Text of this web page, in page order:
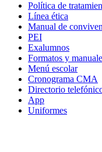
Política de
Línea ética
Manual de
PEI
Exalumnos
Formatos y
Menú escolar
Cronograma CMA
Directorio
App
Uniformes